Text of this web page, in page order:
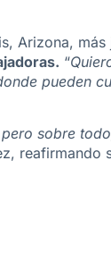
Arizona, más
“
pueden
sobre
reafirmando